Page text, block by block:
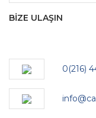
BİZE ULAŞIN
0(216)